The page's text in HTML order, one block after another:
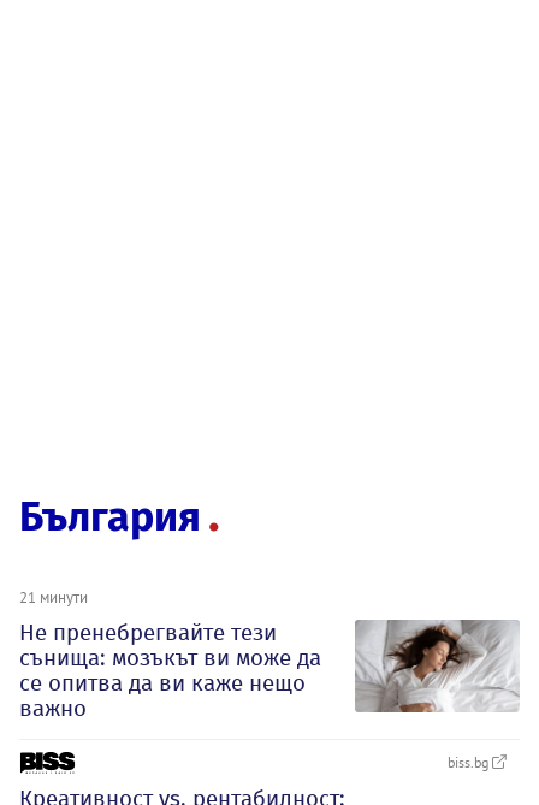
България
21 минути
Не пренебрегвайте тези
сънища: мозъкът ви може да
се опитва да ви каже нещо
важно
biss.bg
Креативност vs. рентабилност: